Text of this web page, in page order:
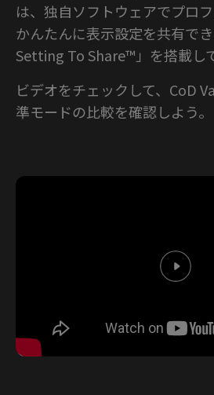
は、独自ソフトウェアでプロフ
かんたんに表示設定を共有で
Setting To Share™」を搭載し
ビデオをチェックして、CoD
準モードの比較を確認しよう。